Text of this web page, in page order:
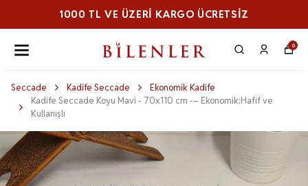
1000 TL VE ÜZERI KARGO ÜCRETSİZ
0
Seccade Kadife Seccade
Ekonomik Kadife
Kadife Seccade Koyu Mavi - 70x110 cm -– Ekonomik;Hafif ve
Kullanışlı